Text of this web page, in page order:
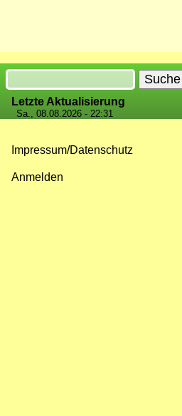
Suche
Letzte Aktualisierung
Sa., 08.08.2026 - 22:31
Impressum/Datenschutz
Anmelden